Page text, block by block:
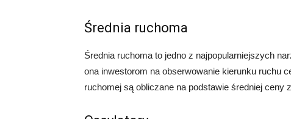
Średnia ruchoma
Średnia ruchoma to jedno z najpopularniejszych
ona inwestorom na obserwowanie kierunku ruchu
ruchomej są obliczane na podstawie średniej ceny